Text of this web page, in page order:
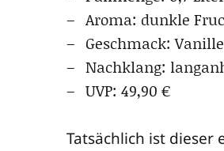
Aro­ma: dunk­le
Geschmack:
Nach­klang:
UVP: 49,90 €
Tat­säch­lich ist die­ser